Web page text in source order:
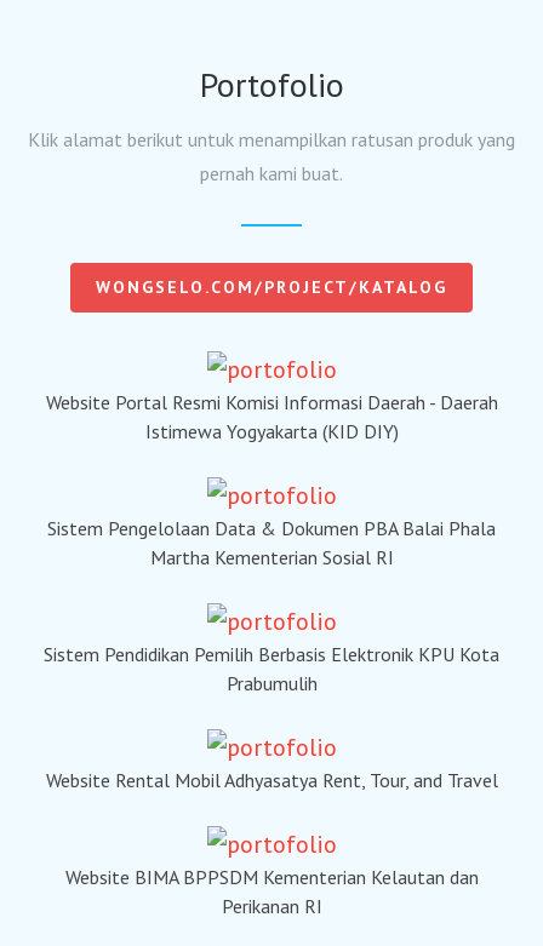
Portofolio
Klik alamat berikut untuk menampilkan ratusan produk yang
pernah kami buat.
WONGSELO.COM/PROJECT/KATALOG
Website Portal Resmi Komisi Informasi Daerah - Daerah
Istimewa Yogyakarta (KID DIY)
Sistem Pengelolaan Data & Dokumen PBA Balai Phala
Martha Kementerian Sosial RI
Sistem Pendidikan Pemilih Berbasis Elektronik KPU Kota
Prabumulih
Website Rental Mobil Adhyasatya Rent, Tour, and Travel
Website BIMA BPPSDM Kementerian Kelautan dan
Perikanan RI